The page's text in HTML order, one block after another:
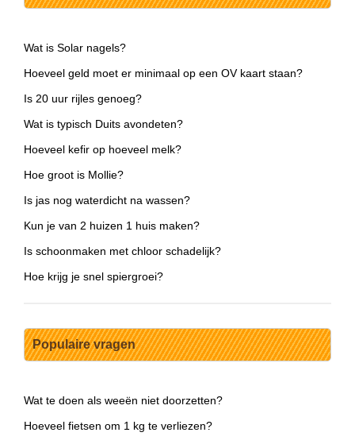
Wat is Solar nagels?
Hoeveel geld moet er minimaal op een OV kaart staan?
Is 20 uur rijles genoeg?
Wat is typisch Duits avondeten?
Hoeveel kefir op hoeveel melk?
Hoe groot is Mollie?
Is jas nog waterdicht na wassen?
Kun je van 2 huizen 1 huis maken?
Is schoonmaken met chloor schadelijk?
Hoe krijg je snel spiergroei?
Populaire vragen
Wat te doen als weeën niet doorzetten?
Hoeveel fietsen om 1 kg te verliezen?